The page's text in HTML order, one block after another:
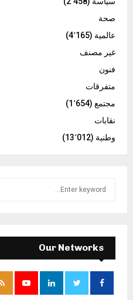
صحة
عالمية (4٬165)
غير مصنف
فنون
متفرقات
مجتمع (1٬654)
نقابات
وطنية (13٬012)
f
o
Our Networks